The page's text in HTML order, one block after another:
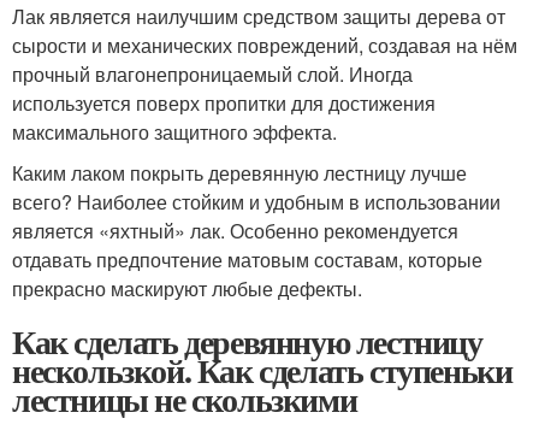
Лак является наилучшим средством защиты дерева от
сырости и механических повреждений, создавая на нём
прочный влагонепроницаемый слой. Иногда
используется поверх пропитки для достижения
максимального защитного эффекта.
Каким лаком покрыть деревянную лестницу лучше
всего? Наиболее стойким и удобным в использовании
является «яхтный» лак. Особенно рекомендуется
отдавать предпочтение матовым составам, которые
прекрасно маскируют любые дефекты.
Как сделать деревянную лестницу
нескользкой. Как сделать ступеньки
лестницы не скользкими